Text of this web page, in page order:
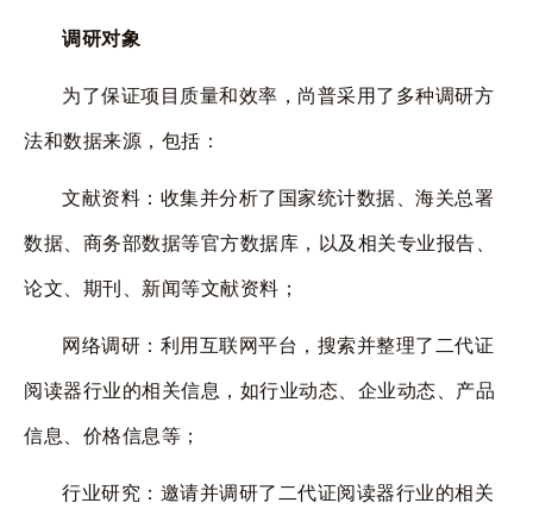
调研对象
为了保证项目质量和效率，尚普采用了多种调研方
法和数据来源，包括：
文献资料：收集并分析了国家统计数据、海关总署
数据、商务部数据等官方数据库，以及相关专业报告、
论文、期刊、新闻等文献资料；
网络调研：利用互联网平台，搜索并整理了二代证
阅读器行业的相关信息，如行业动态、企业动态、产品
信息、价格信息等；
行业研究：邀请并调研了二代证阅读器行业的相关